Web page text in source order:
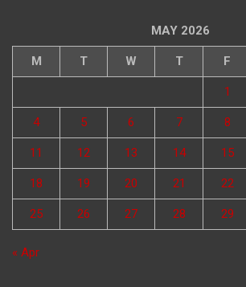
MAY 2026
M T W T F
1
4 5 6 7 8
11 12 13 14 15
18 19 20 21 22
25 26 27 28 29
« Apr